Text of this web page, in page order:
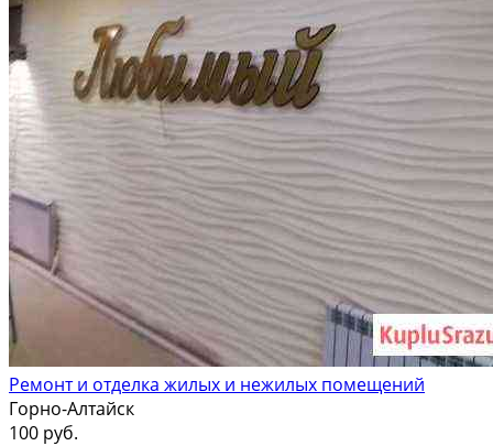
Ремонт и отделка жилых и нежилых помещений
Горно-Алтайск
100 руб.